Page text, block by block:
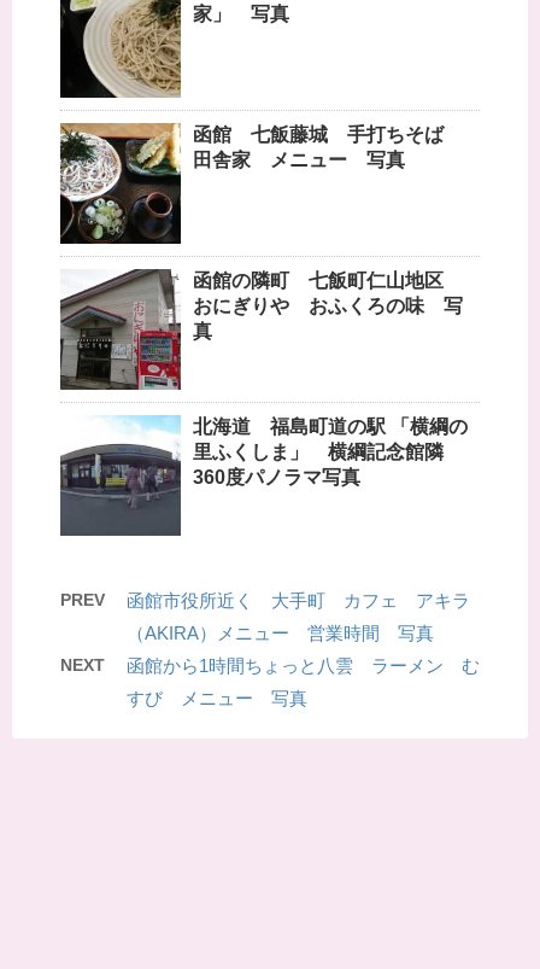
家」 写真
函館 七飯藤城 手打ちそば
田舎家 メニュー 写真
函館の隣町 七飯町仁山地区
おにぎりや おふくろの味 写
真
北海道 福島町道の駅 「横綱の
里ふくしま」 横綱記念館隣
360度パノラマ写真
PREV
函館市役所近く 大手町 カフェ アキラ
（AKIRA）メニュー 営業時間 写真
NEXT
函館から1時間ちょっと八雲 ラーメン む
すび メニュー 写真